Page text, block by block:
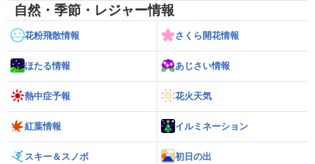
自然・季節・レジャー情報
花粉飛散情報 さくら開花情報
ほたる情報 あじさい情報
熱中症予報 花火天気
紅葉情報 イルミネーション
スキー＆スノボ 初日の出